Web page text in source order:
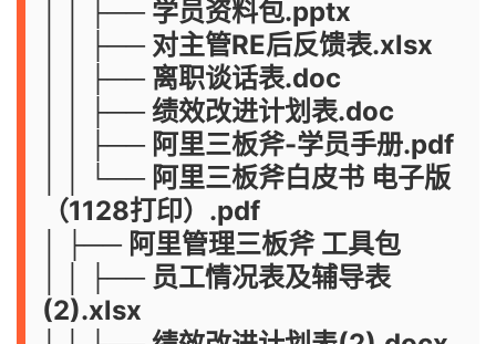
│ │ ├── 学员资料包.pptx
│ │ ├── 对主管RE后反馈表.xlsx
│ │ ├── 离职谈话表.doc
│ │ ├── 绩效改进计划表.doc
│ │ ├── 阿里三板斧-学员手册.pdf
│ │ └── 阿里三板斧白皮书 电子版
（1128打印）.pdf
│ ├── 阿里管理三板斧 工具包
│ │ ├── 员工情况表及辅导表
(2).xlsx